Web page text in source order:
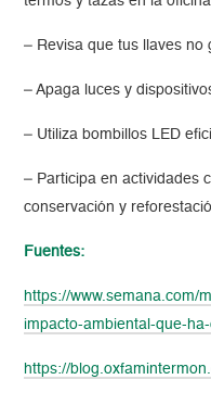
– Revisa que tus llaves no
– Apaga luces y
– Utiliza bombillos LED
– Participa en actividades
conservación y
Fuentes:
https://www.semana.com/
impacto-ambiental-que-
https://